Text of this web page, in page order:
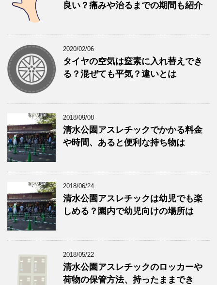
良い？痛みや治るまでの期間も紹介
2020/02/06
タイヤの空気は窒素に入れ替えでき
る？混ぜても平気？違いとは
2018/09/08
清水公園アスレチックでかかる料金
や時間、あると便利な持ち物は
2018/06/24
清水公園アスレチックは幼児でも楽
しめる？園内で幼児向けの場所は
2018/05/22
清水公園アスレチックのロッカーや
荷物の保管方法、持ったままでき